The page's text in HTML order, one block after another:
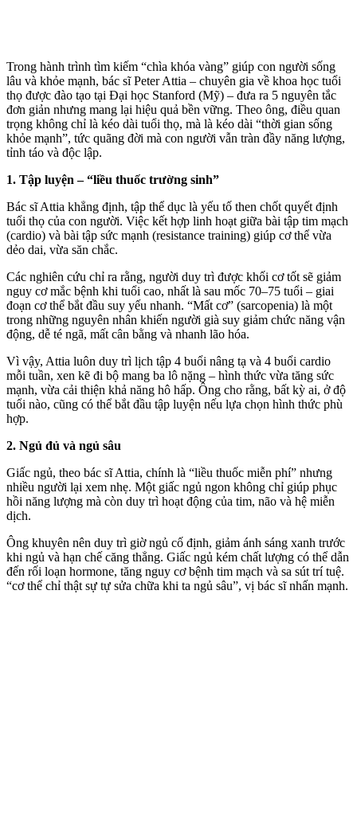
Trong hành trình tìm kiếm “chìa khóa vàng” giúp con người sống
lâu và khỏe mạnh, bác sĩ Peter Attia – chuyên gia về khoa học tuổi
thọ được đào tạo tại Đại học Stanford (Mỹ) – đưa ra 5 nguyên tắc
đơn giản nhưng mang lại hiệu quả bền vững. Theo ông, điều quan
trọng không chỉ là kéo dài tuổi thọ, mà là kéo dài “thời gian sống
khỏe mạnh”, tức quãng đời mà con người vẫn tràn đầy năng lượng,
tỉnh táo và độc lập.
1. Tập luyện – “liều thuốc trường sinh”
Bác sĩ Attia khẳng định, tập thể dục là yếu tố then chốt quyết định
tuổi thọ của con người. Việc kết hợp linh hoạt giữa bài tập tim mạch
(cardio) và bài tập sức mạnh (resistance training) giúp c‌ơ th‌ể vừa
dẻo dai, vừa săn chắc.
Các nghiên cứu chỉ ra rằng, người duy trì được khối cơ tốt sẽ giảm
nguy cơ mắc bệnh khi tuổi cao, nhất là sau mốc 70–75 tuổi – giai
đoạn c‌ơ th‌ể bắt đầu suy yếu nhanh. “Mất cơ” (sarcopenia) là một
trong những nguyên nhân khiến người già suy giảm chức năng vận
động, dễ té ngã, mất cân bằng và nhanh lão hóa.
Vì vậy, Attia luôn duy trì lịch tập 4 buổi nâng tạ và 4 buổi cardio
mỗi tuần, xen kẽ đi bộ mang ba lô nặng – hình thức vừa tăng sức
mạnh, vừa cải thiện khả năng hô hấp. Ông cho rằng, bất kỳ ai, ở độ
tuổi nào, cũng có thể bắt đầu tập luyện nếu lựa chọn hình thức phù
hợp.
2. Ngủ đủ và ngủ sâu
Giấc ngủ, theo bác sĩ Attia, chính là “liều thuốc miễn phí” nhưng
nhiều người lại xem nhẹ. Một giấc ngủ ngon không chỉ giúp phục
hồi năng lượng mà còn duy trì hoạt động của tim, não và hệ miễn
dịch.
Ông khuyên nên duy trì giờ ngủ cố định, giảm ánh sáng xanh trước
khi ngủ và hạn chế căng thẳng. Giấc ngủ kém chất lượng có thể dẫn
đến rối loạn hormone, tăng nguy cơ bệnh tim mạch và sa sút trí tuệ.
“c‌ơ th‌ể chỉ thật sự tự sửa chữa khi ta ngủ sâu”, vị bác sĩ nhấn mạnh.